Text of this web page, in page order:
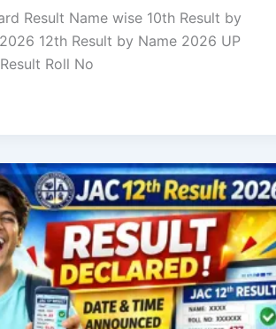
Result Name wise 10th Result by
12th Result by Name 2026 UP
Roll No